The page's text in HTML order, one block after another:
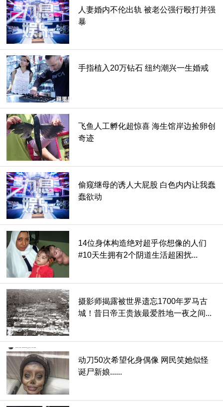
人妻婚内不伦出轨 被老公强行殴打并强
暴
手指植入20万钻石 纽约潮兴一生婚戒
飞鱼人工孵化超惊喜 海生馆岸边捡卵创
奇迹
偷窥继母的诱人大屁股 白色内内让我蠢
蠢欲动
14位身体构造绝对超乎你想像的人们
#10天生拥有2个阴道生活超困扰...
摄影师揭露被世界遗忘1700年罗马古
城！昔日帝王贵族最爱胜地一夜之间...
动刀50次希望化身偶像 网民笑她似怪
诞尸新娘......